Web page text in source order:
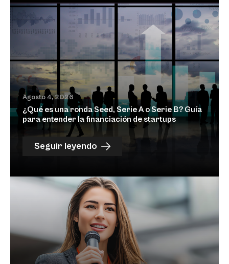
Agosto 4, 2026
¿Qué es una ronda Seed, Serie A o Serie B? Guía
para entender la financiación de startups
Seguir leyendo